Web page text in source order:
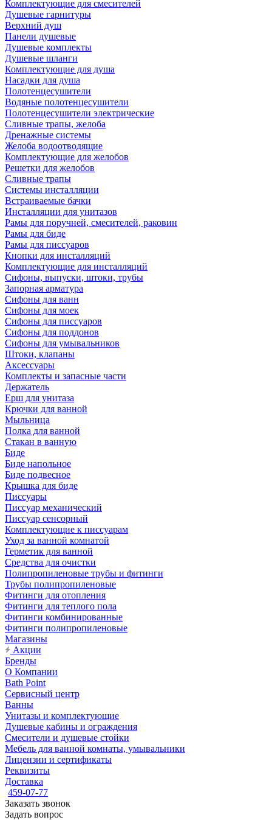
Комплектующие для смесителей
Душевые гарнитуры
Верхний душ
Панели душевые
Душевые комплекты
Душевые шланги
Комплектующие для душа
Насадки для душа
Полотенцесушители
Водяные полотенцесушители
Полотенцесушители электрические
Сливные трапы, желоба
Дренажные системы
Желоба водоотводящие
Комплектующие для желобов
Решетки для желобов
Сливные трапы
Системы инсталляции
Встраиваемые бачки
Инсталляции для унитазов
Рамы для поручней, смесителей, раковин
Рамы для биде
Рамы для писсуаров
Кнопки для инсталляций
Комплектующие для инсталляций
Сифоны, выпуски, штоки, трубы
Запорная арматура
Сифоны для ванн
Сифоны для моек
Сифоны для писсуаров
Сифоны для поддонов
Сифоны для умывальников
Штоки, клапаны
Аксессуары
Комплекты и запасные части
Держатель
Ерш для унитаза
Крючки для ванной
Мыльница
Полка для ванной
Стакан в ванную
Биде
Биде напольное
Биде подвесное
Крышка для биде
Писсуары
Писсуар механический
Писсуар сенсорный
Комплектующие к писсуарам
Уход за ванной комнатой
Герметик для ванной
Средства для очистки
Полипропиленовые трубы и фитинги
Трубы полипропиленовые
Фитинги для отопления
Фитинги для теплого пола
Фитинги комбинированные
Фитинги полипропиленовые
Магазины
Акции
Бренды
О Компании
Bath Point
Сервисный центр
Ванны
Унитазы и комплектующие
Душевые кабины и ограждения
Смесители и душевые стойки
Мебель для ванной комнаты, умывальники
Лицензии и сертификаты
Реквизиты
Доставка
459-07-77
Заказать звонок
Задать вопрос